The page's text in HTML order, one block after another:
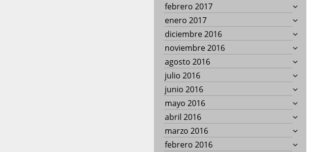
febrero 2017
enero 2017
diciembre 2016
noviembre 2016
agosto 2016
julio 2016
junio 2016
mayo 2016
abril 2016
marzo 2016
febrero 2016